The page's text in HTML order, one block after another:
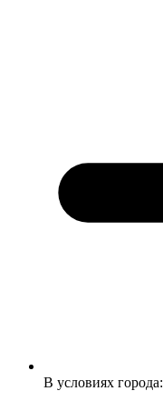
В условиях города: